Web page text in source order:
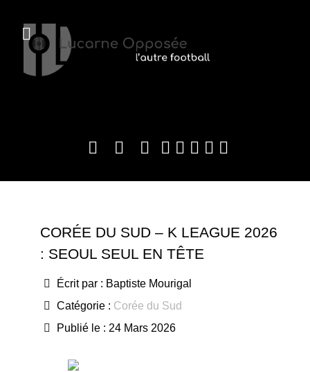
CORÉE DU SUD – K LEAGUE 2026
: SEOUL SEUL EN TÊTE
Écrit par : Baptiste Mourigal
Catégorie : Corée du Sud
Publié le : 24 Mars 2026